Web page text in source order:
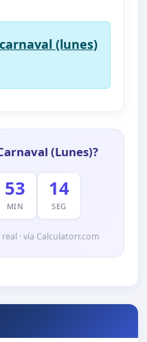
(lunes)
(Lunes)?
53
MIN
13
SEG
· vía Calculatorr.com